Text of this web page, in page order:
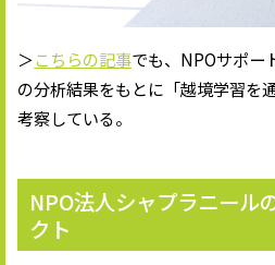
＞こちらの記事でも、NPOサポー
の分析結果をもとに「越境学習を
考察している。
NPO法人シャプラニール
クト